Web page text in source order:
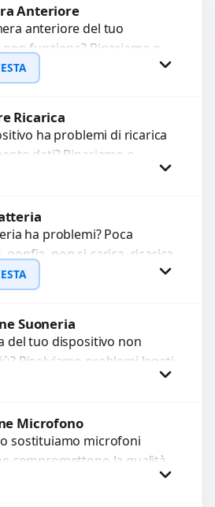
Preventivo
WhatsApp
Anteriore
anteriore del tuo
funziona? Ripariamo o
fotocamere guaste con
immagini sfocate, messa
Preventivo
Ricarica
ha problemi di ricarica
dati? Ripariamo o
connettori di ricarica guasti,
Procedi
ha problemi? Poca
gonfia, non si carica, ricarica
di ricarica esauriti?
la...
Preventivo
Suoneria
del tuo dispositivo non
Risolviamo problemi legati
difettosi con interventi
Procedi
Microfono
sostituiamo microfoni
compromettono la qualità
o delle